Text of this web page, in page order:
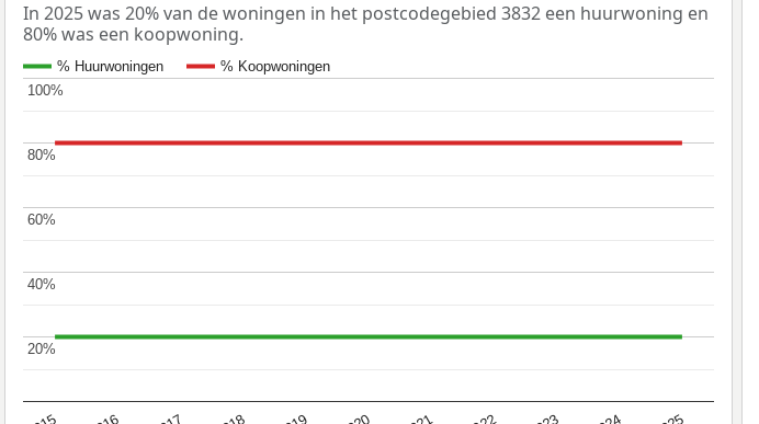
In 2025 was 20% van de woningen in het postcodegebied 3832 een huurwoning en
80% was een koopwoning.
% Huurwoningen % Koopwoningen
20%
20%
40%
40%
60%
60%
80%
80%
100%
100%